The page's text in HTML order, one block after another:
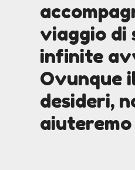
viaggio di
infinite
Ovunque
desideri,